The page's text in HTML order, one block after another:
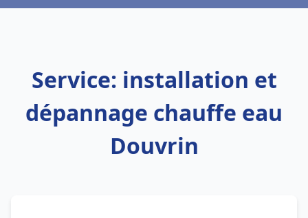
Service: installation et
dépannage chauffe eau
Douvrin